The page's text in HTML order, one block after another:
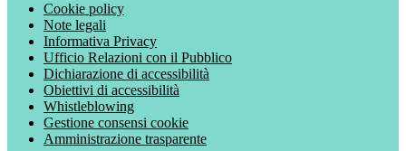
Cookie policy
Note legali
Informativa Privacy
Ufficio Relazioni con il Pubblico
Dichiarazione di accessibilità
Obiettivi di accessibilità
Whistleblowing
Gestione consensi cookie
Amministrazione trasparente